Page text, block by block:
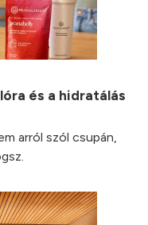
és a hidratálás
arról szól csupán,